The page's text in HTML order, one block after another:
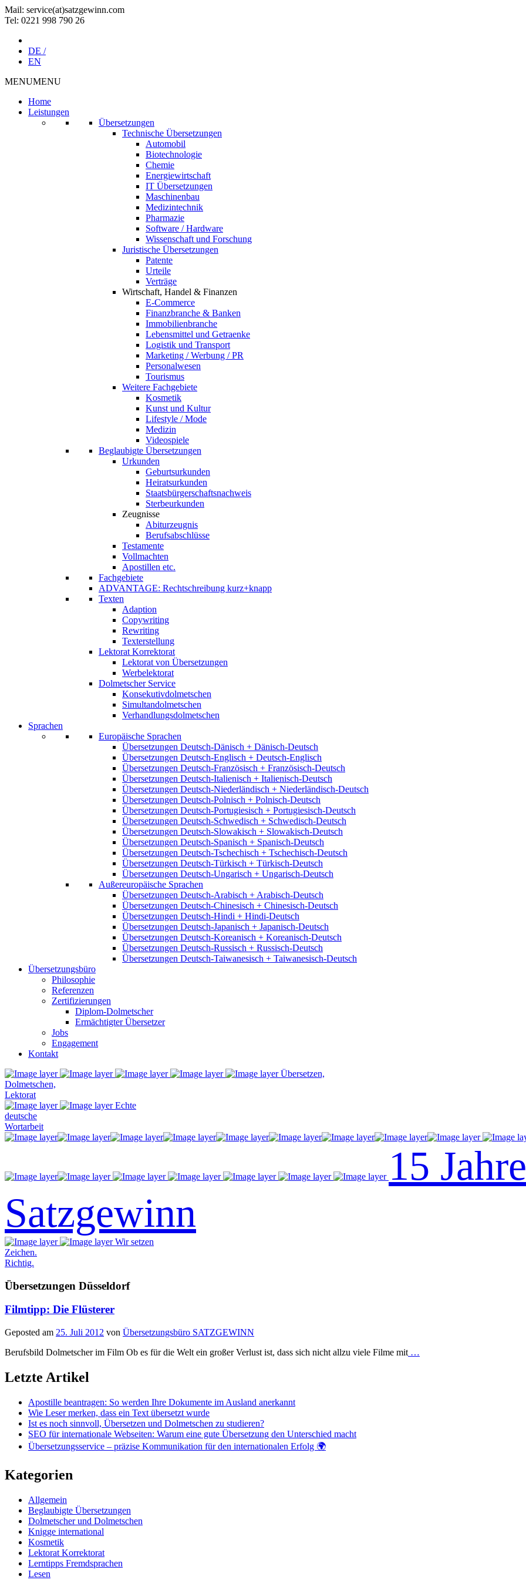
Mail: service(at)satz­gewinn.com
Tel: 0221 998 790 26
DE /
EN
MENUMENU
Home
Leistungen
Übersetzungen
Technische Übersetzungen
Automobil
Biotechnologie
Chemie
Energiewirtschaft
IT Übersetzungen
Maschinenbau
Medizintechnik
Pharmazie
Software / Hardware
Wissenschaft und Forschung
Juristische Übersetzungen
Patente
Urteile
Verträge
Wirtschaft, Handel & Finanzen
E-Commerce
Finanzbranche & Banken
Immobilienbranche
Lebensmittel und Getraenke
Logistik und Transport
Marketing / Werbung / PR
Personalwesen
Tourismus
Weitere Fachgebiete
Kosmetik
Kunst und Kultur
Lifestyle / Mode
Medizin
Videospiele
Beglaubigte Übersetzungen
Urkunden
Geburtsurkunden
Heiratsurkunden
Staatsbürgerschaftsnachweis
Sterbeurkunden
Zeugnisse
Abiturzeugnis
Berufsabschlüsse
Testamente
Vollmachten
Apostillen etc.
Fachgebiete
ADVANTAGE: Rechtschreibung kurz+knapp
Texten
Adaption
Copywriting
Rewriting
Texterstellung
Lektorat Korrektorat
Lektorat von Übersetzungen
Werbelektorat
Dolmetscher Service
Konsekutivdolmetschen
Simultandolmetschen
Verhandlungsdolmetschen
Sprachen
Europäische Sprachen
Übersetzungen Deutsch-Dänisch + Dänisch-Deutsch
Übersetzungen Deutsch-Englisch + Deutsch-Englisch
Übersetzungen Deutsch-Französisch + Französisch-Deutsch
Übersetzungen Deutsch-Italienisch + Italienisch-Deutsch
Übersetzungen Deutsch-Niederländisch + Niederländisch-Deutsch
Übersetzungen Deutsch-Polnisch + Polnisch-Deutsch
Übersetzungen Deutsch-Portugiesisch + Portugiesisch-Deutsch
Übersetzungen Deutsch-Schwedisch + Schwedisch-Deutsch
Übersetzungen Deutsch-Slowakisch + Slowakisch-Deutsch
Übersetzungen Deutsch-Spanisch + Spanisch-Deutsch
Übersetzungen Deutsch-Tschechisch + Tschechisch-Deutsch
Übersetzungen Deutsch-Türkisch + Türkisch-Deutsch
Übersetzungen Deutsch-Ungarisch + Ungarisch-Deutsch
Außereuropäische Sprachen
Übersetzungen Deutsch-Arabisch + Arabisch-Deutsch
Übersetzungen Deutsch-Chinesisch + Chinesisch-Deutsch
Übersetzungen Deutsch-Hindi + Hindi-Deutsch
Übersetzungen Deutsch-Japanisch + Japanisch-Deutsch
Übersetzungen Deutsch-Koreanisch + Koreanisch-Deutsch
Übersetzungen Deutsch-Russisch + Russisch-Deutsch
Übersetzungen Deutsch-Taiwanesisch + Taiwanesisch-Deutsch
Übersetzungsbüro
Philosophie
Referenzen
Zertifizierungen
Diplom-Dolmetscher
Ermächtigter Übersetzer
Jobs
Engagement
Kontakt
Übersetzen,
Dolmetschen,
Lektorat
Echte
deutsche
Wortarbeit
15 Jahre
Satzgewinn
Wir setzen
Zeichen.
Richtig.
Übersetzungen Düsseldorf
Filmtipp: Die Flüsterer
Geposted am 25. Juli 2012 von Übersetzungsbüro SATZGEWINN
Berufsbild Dolmetscher im Film Ob es für die Welt ein großer Verlust ist, dass sich nicht allzu viele Filme mit …
Letzte Artikel
Apostille beantragen: So werden Ihre Dokumente im Ausland anerkannt
Wie Leser merken, dass ein Text übersetzt wurde
Ist es noch sinnvoll, Übersetzen und Dolmetschen zu studieren?
SEO für internationale Webseiten: Warum eine gute Übersetzung den Unterschied macht
Übersetzungsservice – präzise Kommunikation für den internationalen Erfolg 🌍
Kategorien
Allgemein
Beglaubigte Übersetzungen
Dolmetscher und Dolmetschen
Knigge international
Kosmetik
Lektorat Korrektorat
Lerntipps Fremdsprachen
Lesen